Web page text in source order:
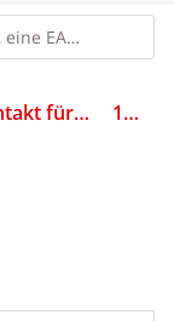
Kontakt für Industriesteckverbinder 1651560000